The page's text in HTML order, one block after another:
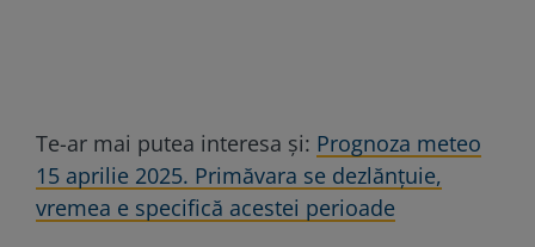
Te-ar mai putea interesa și: Prognoza meteo
15 aprilie 2025. Primăvara se dezlănțuie,
vremea e specifică acestei perioade